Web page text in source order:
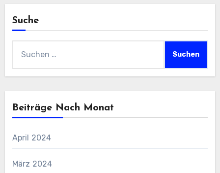
Suche
Beiträge Nach Monat
April 2024
März 2024